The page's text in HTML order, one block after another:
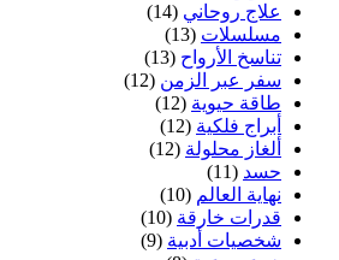
علاج روحاني (14)
مسلسلات (13)
تناسخ الأرواح (13)
سفر عبر الزمن (12)
طاقة حيوية (12)
أبراج فلكية (12)
ألغاز محلولة (12)
حسد (11)
نهاية العالم (10)
قدرات خارقة (10)
شخصيات أدبية (9)